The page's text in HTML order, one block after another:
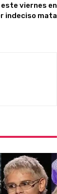
viernes en
indeciso mata